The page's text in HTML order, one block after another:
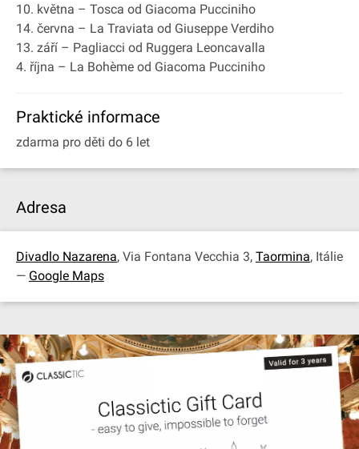
10. května – Tosca od Giacoma Pucciniho
14. června – La Traviata od Giuseppe Verdiho
13. září – Pagliacci od Ruggera Leoncavalla
4. října – La Bohème od Giacoma Pucciniho
Praktické informace
zdarma pro děti do 6 let
Adresa
Divadlo Nazarena, Via Fontana Vecchia 3, Taormina, Itálie
— Google Maps